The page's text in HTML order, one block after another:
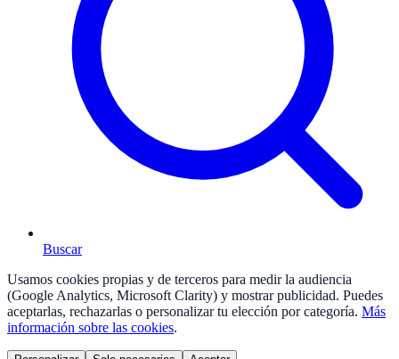
Buscar
Usamos cookies propias y de terceros para medir la audiencia
(Google Analytics, Microsoft Clarity) y mostrar publicidad. Puedes
aceptarlas, rechazarlas o personalizar tu elección por categoría. Más
información sobre las cookies.